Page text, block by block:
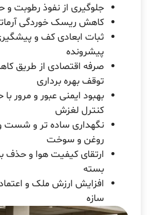
جلوگیری از نفوذ رطوبت
کاهش ریسک خوردگی
ثبات ابعادی کف و
پیشرونده
صرفه اقتصادی از طریق
توقف بهره برداری
بهبود ایمنی عبور و مرور
کنترل لغزش
نگهداری ساده تر و شست
روغن و سوخت
ارتقای کیفیت هوا و حذف
بسته
افزایش ارزش ملک و اعتماد
سازه